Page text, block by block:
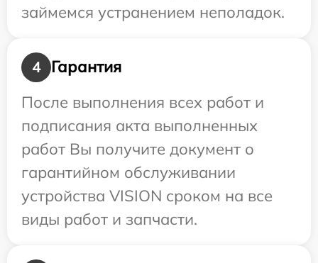
займемся устранением неполадок.
4
Гарантия
После выполнения всех работ и
подписания акта выполненных
работ Вы получите документ о
гарантийном обслуживании
устройства VISION сроком на все
виды работ и запчасти.